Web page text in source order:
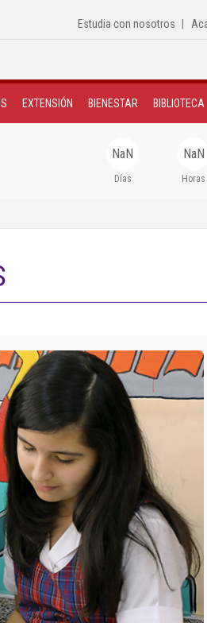
Estudia con nosotros
EXTENSIÓN BIENESTAR BIBLIOTECA
NaN
Días
NaN
Horas